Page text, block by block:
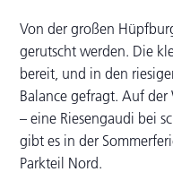
Von der großen
gerutscht werden. Die
bereit, und in den
Balance gefragt. Auf der
– eine Riesengaudi bei
gibt es in der
Parkteil Nord.